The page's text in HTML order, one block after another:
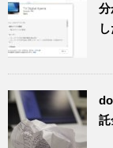
分
託